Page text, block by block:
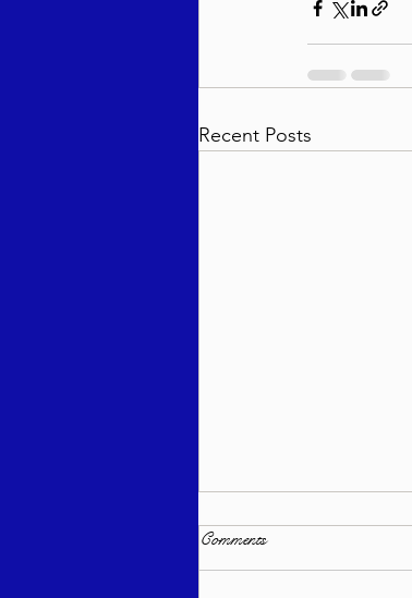
Recent Posts
Comments